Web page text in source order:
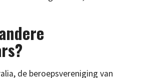
de beroepsvereniging van